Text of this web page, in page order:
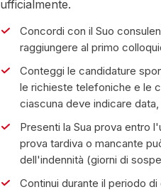
ufficialmente.
Concordi con il Suo
raggiungere al primo
Conteggi le candidature
le richieste telefoniche e le
ciascuna deve indicare
Presenti la Sua prova entro
prova tardiva o mancante
dell'indennità (giorni di
Continui durante il periodo